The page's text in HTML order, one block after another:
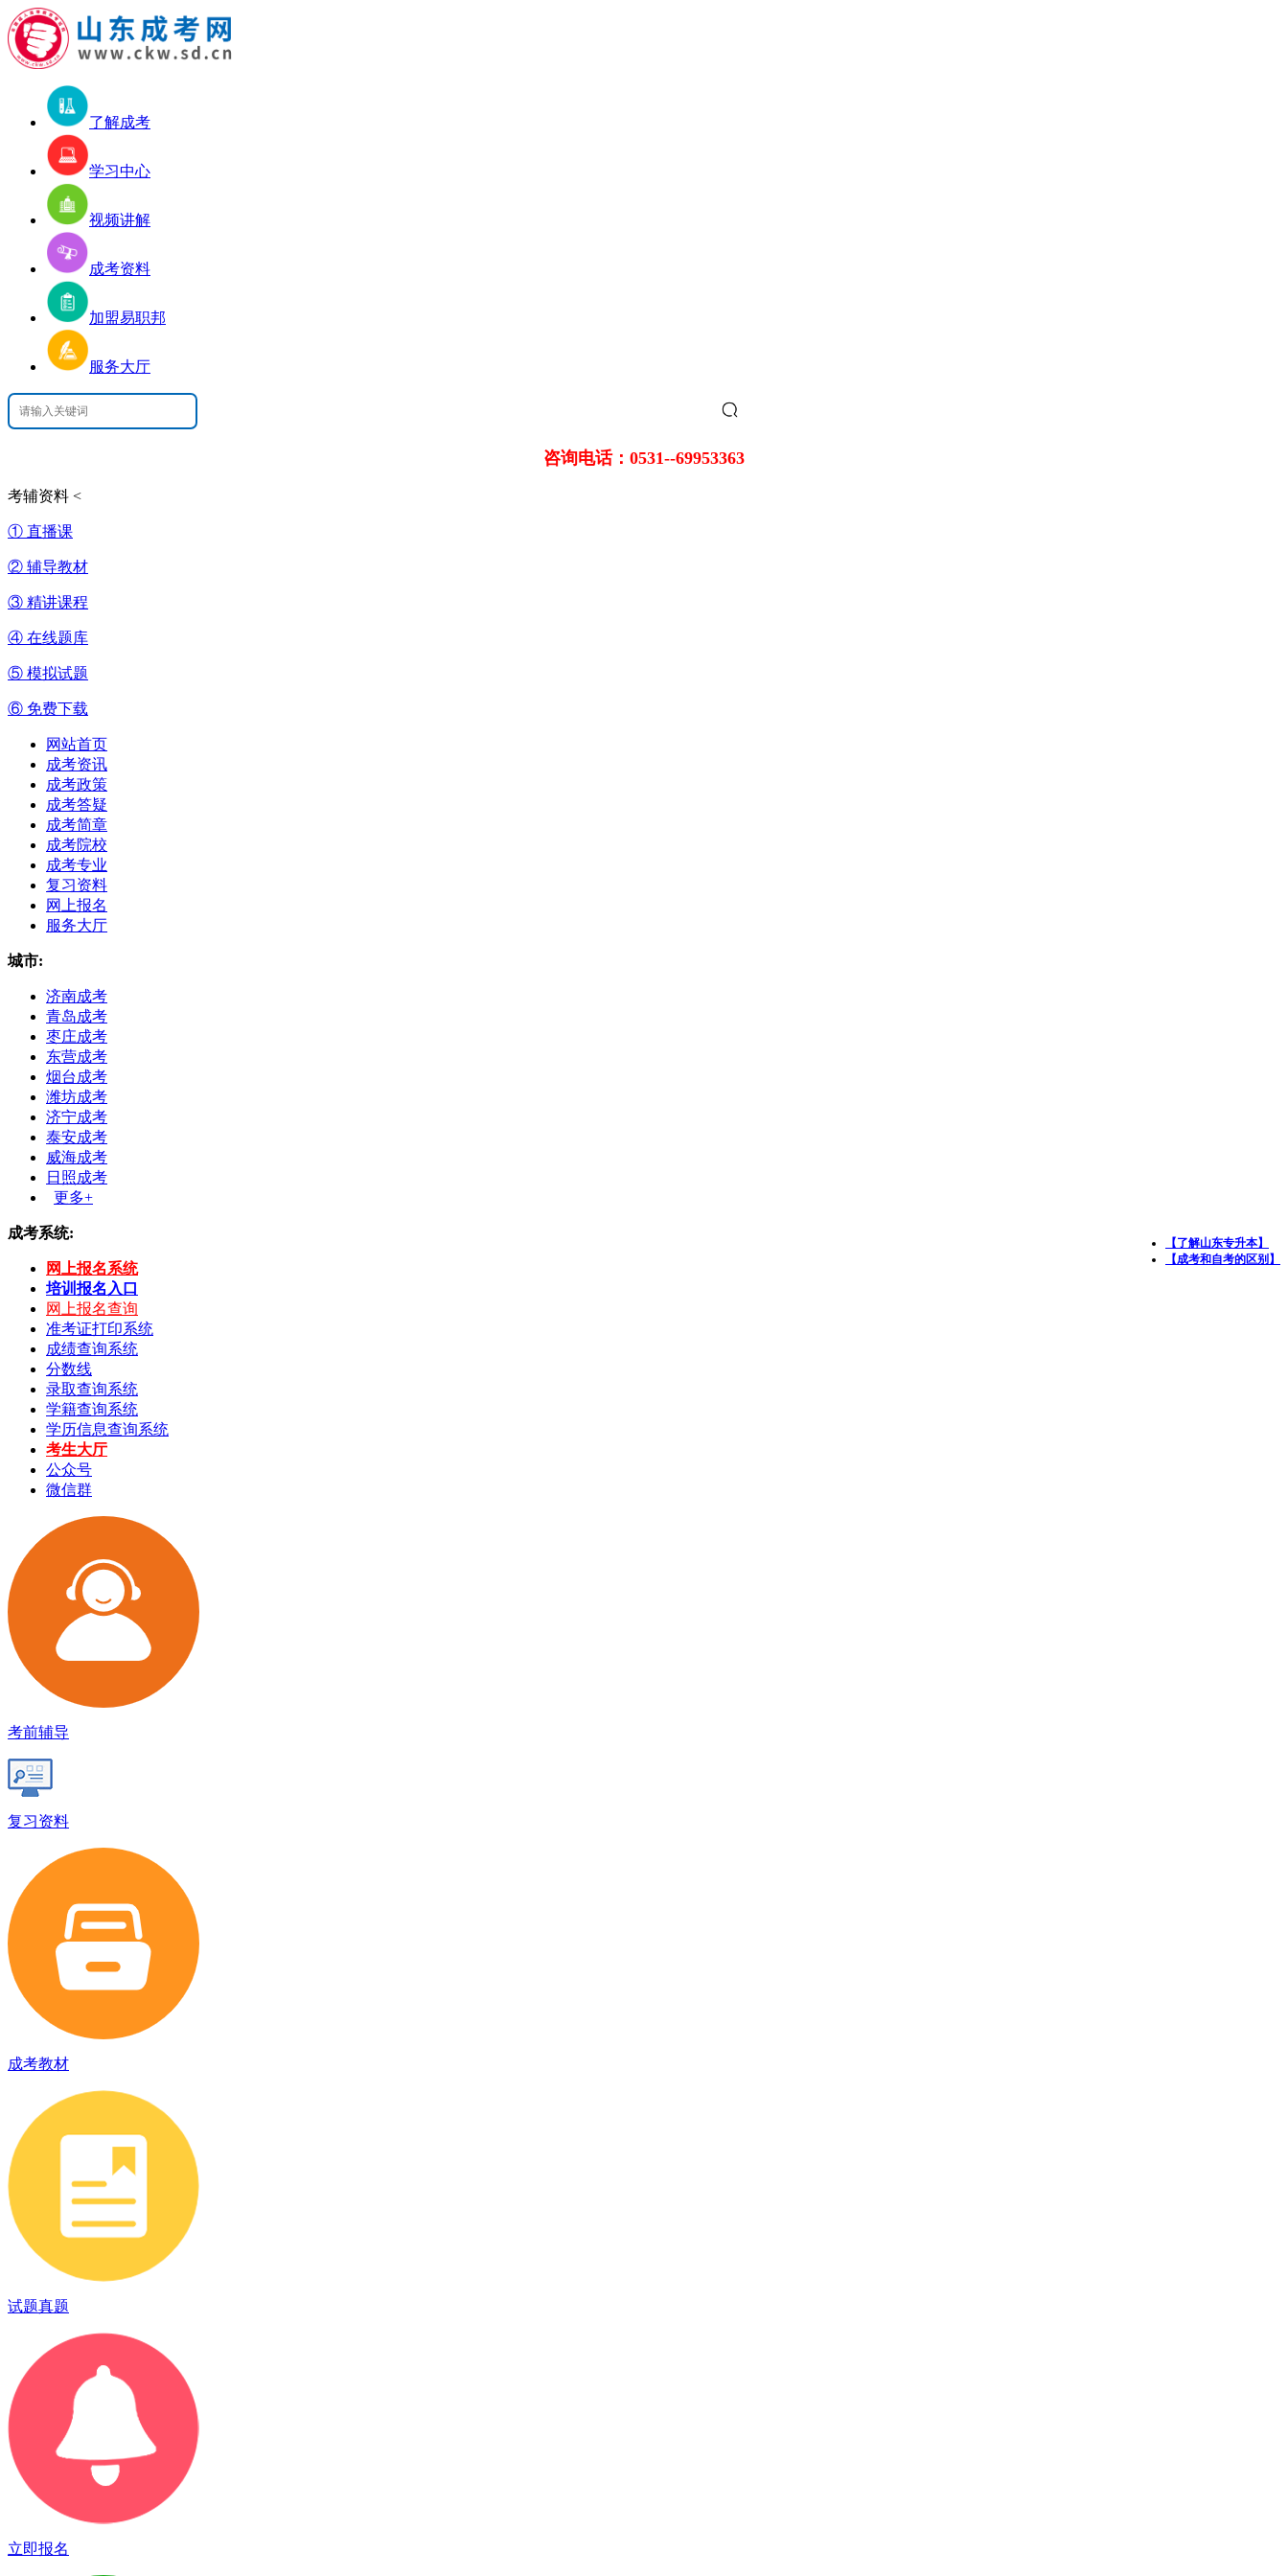
了解成考
学习中心
视频讲解
成考资料
加盟易职邦
服务大厅
咨询电话：0531--69953363
考辅资料 <
① 直播课
② 辅导教材
③ 精讲课程
④ 在线题库
⑤ 模拟试题
⑥ 免费下载
网站首页
成考资讯
成考政策
成考答疑
成考简章
成考院校
成考专业
复习资料
网上报名
服务大厅
城市:
济南成考
青岛成考
枣庄成考
东营成考
烟台成考
潍坊成考
济宁成考
泰安成考
威海成考
日照成考
更多+
【了解山东专升本】
【成考和自考的区别】
成考系统:
网上报名系统
培训报名入口
网上报名查询
准考证打印系统
成绩查询系统
分数线
录取查询系统
学籍查询系统
学历信息查询系统
考生大厅
公众号
微信群
考前辅导
复习资料
成考教材
试题真题
立即报名